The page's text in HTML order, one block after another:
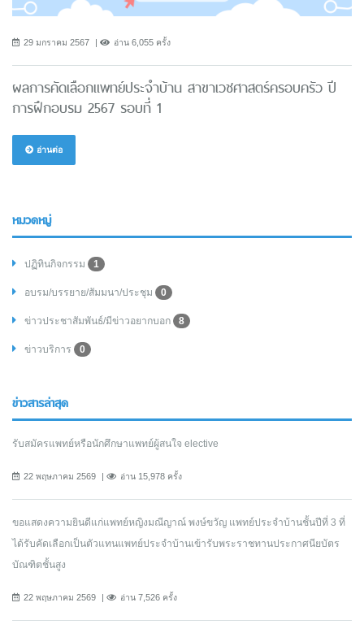
29 มกราคม 2567 อ่าน 6,055 ครั้ง
ผลการคัดเลือกแพทย์ประจำบ้าน สาขาเวชศาสตร์ครอบครัว ปี
การฝึกอบรม 2567 รอบที่ 1
อ่านต่อ
หมวดหมู่
ปฏิทินกิจกรรม 1
อบรม/บรรยาย/สัมมนา/ประชุม 0
ข่าวประชาสัมพันธ์/มีข่าวอยากบอก 8
ข่าวบริการ 0
ข่าวสารล่าสุด
รับสมัครแพทย์หรือนักศึกษาแพทย์ผู้สนใจ elective
22 พฤษภาคม 2569 อ่าน 15,978 ครั้ง
ขอแสดงความยินดีแก่แพทย์หญิงมณีญาณ์ พงษ์ขวัญ แพทย์ประจำบ้านชั้นปีที่ 3 ที่
ได้รับคัดเลือกเป็นตัวแทนแพทย์ประจำบ้านเข้ารับพระราชทานประกาศนียบัตร
บัณฑิตชั้นสูง
22 พฤษภาคม 2569 อ่าน 7,526 ครั้ง